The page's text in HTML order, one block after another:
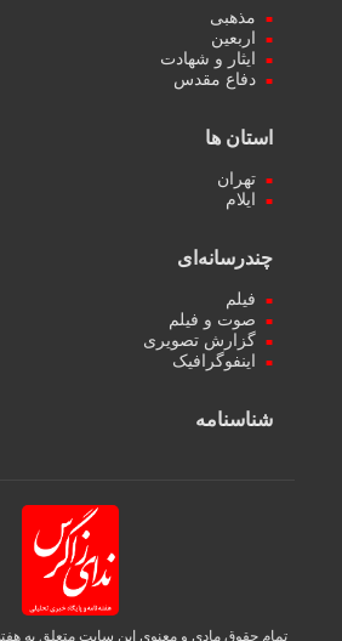
مذهبی
اربعین
ایثار و شهادت
دفاع مقدس
استان ها
تهران
ایلام
چندرسانه‌ای
فیلم
صوت و فیلم
گزارش تصویری
اینفوگرافیک
شناسنامه
تمام حقوق مادی و معنوی این سایت متعلق به